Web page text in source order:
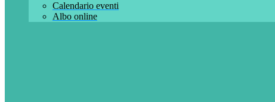
Calendario eventi
Albo online